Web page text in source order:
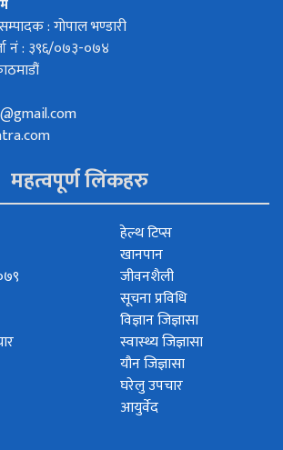
: गोपाल भण्डारी
नं : ३९६/०७३-०७४
महत्वपूर्ण लिंकहरु
हेल्थ टिप्स
खानपान
जीवनशैली
सूचना प्रविधि
विज्ञान जिज्ञासा
स्वास्थ्य जिज्ञासा
यौन जिज्ञासा
घरेलु उपचार
आयुर्वेद